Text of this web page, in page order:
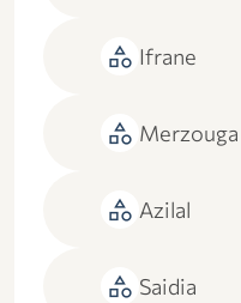
category Ifrane
category Merzouga
category Azilal
category Saidia